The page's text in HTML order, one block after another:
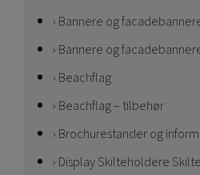
Bannere og
Bannere og
Beachflag
Beachflag – tilbehør
Brochurestander og
Display Skilteholdere